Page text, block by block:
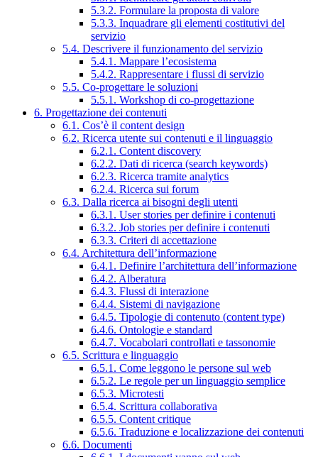
5.3.2. Formulare la proposta di valore
5.3.3. Inquadrare gli elementi costitutivi del
servizio
5.4. Descrivere il funzionamento del servizio
5.4.1. Mappare l’ecosistema
5.4.2. Rappresentare i flussi di servizio
5.5. Co-progettare le soluzioni
5.5.1. Workshop di co-progettazione
6. Progettazione dei contenuti
6.1. Cos’è il content design
6.2. Ricerca utente sui contenuti e il linguaggio
6.2.1. Content discovery
6.2.2. Dati di ricerca (search keywords)
6.2.3. Ricerca tramite analytics
6.2.4. Ricerca sui forum
6.3. Dalla ricerca ai bisogni degli utenti
6.3.1. User stories per definire i contenuti
6.3.2. Job stories per definire i contenuti
6.3.3. Criteri di accettazione
6.4. Architettura dell’informazione
6.4.1. Definire l’architettura dell’informazione
6.4.2. Alberatura
6.4.3. Flussi di interazione
6.4.4. Sistemi di navigazione
6.4.5. Tipologie di contenuto (content type)
6.4.6. Ontologie e standard
6.4.7. Vocabolari controllati e tassonomie
6.5. Scrittura e linguaggio
6.5.1. Come leggono le persone sul web
6.5.2. Le regole per un linguaggio semplice
6.5.3. Microtesti
6.5.4. Scrittura collaborativa
6.5.5. Content critique
6.5.6. Traduzione e localizzazione dei contenuti
6.6. Documenti